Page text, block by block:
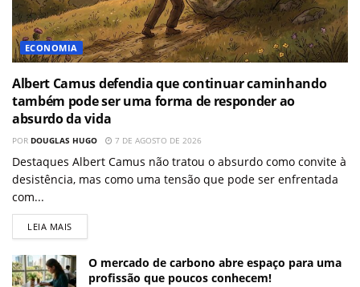
ECONOMIA
Albert Camus defendia que continuar caminhando
também pode ser uma forma de responder ao
absurdo da vida
POR DOUGLAS HUGO 7 DE AGOSTO DE 2026
Destaques Albert Camus não tratou o absurdo como convite à
desistência, mas como uma tensão que pode ser enfrentada
com...
LEIA MAIS
O mercado de carbono abre espaço para uma
profissão que poucos conhecem!